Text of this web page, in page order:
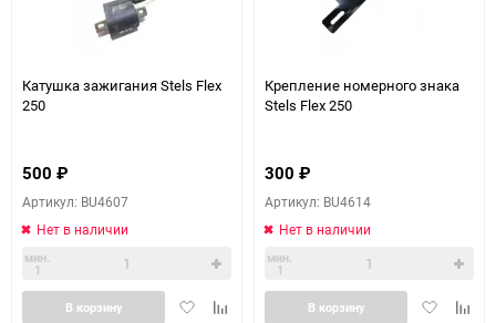
Катушка зажигания Stels Flex
250
500 ₽
Артикул: BU4607
Нет в наличии
мин.
1
ДобавитьДобавить
В корзину
Крепление номерного знака
Stels Flex 250
300 ₽
Артикул: BU4614
Нет в наличии
мин.
1
Добавить
В корзину